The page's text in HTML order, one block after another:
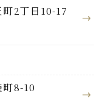
2丁目10-17
8-10